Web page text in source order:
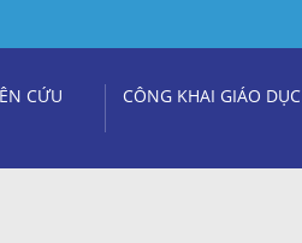
CỨU CÔNG KHAI GIÁO DỤC